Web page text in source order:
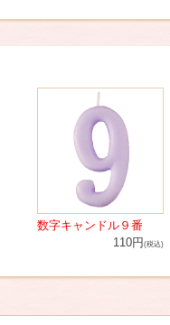
数字キャンドル９番
110円 (税込)